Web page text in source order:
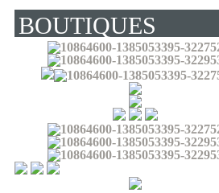
BOUTIQUES
(LIVRENT EN
FRANCE) :